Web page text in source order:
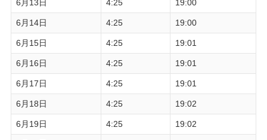
6月13日 4:25 19:00
6月14日 4:25 19:00
6月15日 4:25 19:01
6月16日 4:25 19:01
6月17日 4:25 19:01
6月18日 4:25 19:02
6月19日 4:25 19:02